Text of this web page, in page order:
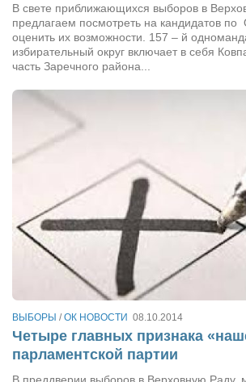
В свете приближающихся выборов в
предлагаем посмотреть на кандидатов
оценить их возможности. 157 – й
избирательный округ включает в себя
часть Заречного района...
ВЫБОРЫ /ОК НОВОСТИ 08.10.2014
Четыре главных признака
парламентской партии
В преддверии выборов в Верховную Раду,